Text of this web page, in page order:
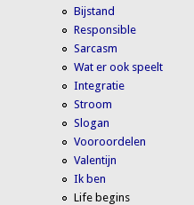
Bijstand
Responsible
Sarcasm
Wat er ook speelt
Integratie
Stroom
Slogan
Vooroordelen
Valentijn
Ik ben
Life begins